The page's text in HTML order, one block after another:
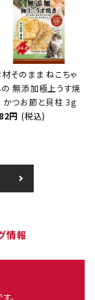
そのまま ねこちゃ
の 無添加極上うす焼
かつお節と貝柱 3g
円 (税込)
情報
。